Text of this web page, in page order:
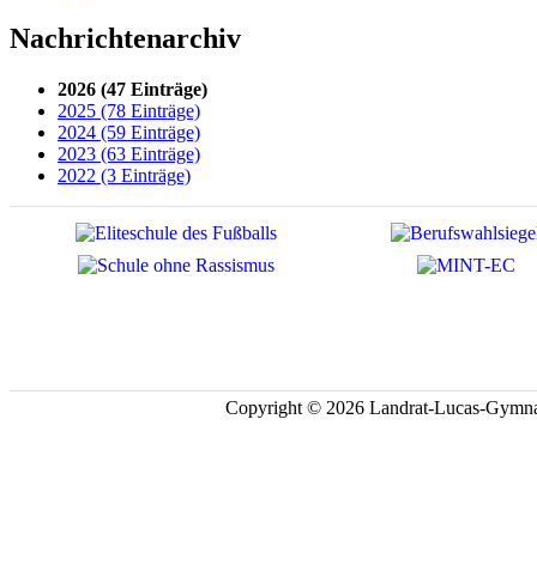
Nachrichtenarchiv
2026 (47 Einträge)
2025 (78 Einträge)
2024 (59 Einträge)
2023 (63 Einträge)
2022 (3 Einträge)
Copyright © 2026 Landrat-Lucas-